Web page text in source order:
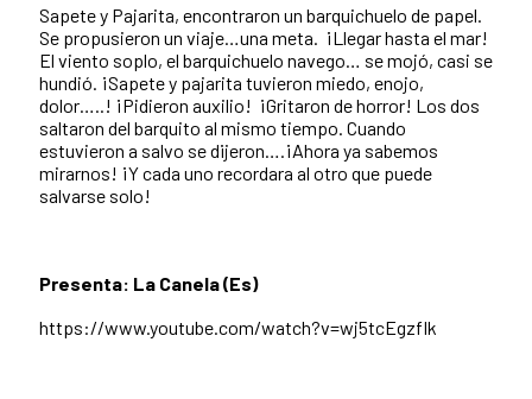
Sapete y Pajarita, encontraron un barquichuelo de papel.
Se propusieron un viaje…una meta. ¡Llegar hasta el mar!
El viento soplo, el barquichuelo navego… se mojó, casi se
hundió. ¡Sapete y pajarita tuvieron miedo, enojo,
dolor…..! ¡Pidieron auxilio! ¡Gritaron de horror! Los dos
saltaron del barquito al mismo tiempo. Cuando
estuvieron a salvo se dijeron….¡Ahora ya sabemos
mirarnos! ¡Y cada uno recordara al otro que puede
salvarse solo!
Presenta: La Canela (Es)
https://www.youtube.com/watch?v=wj5tcEgzfIk